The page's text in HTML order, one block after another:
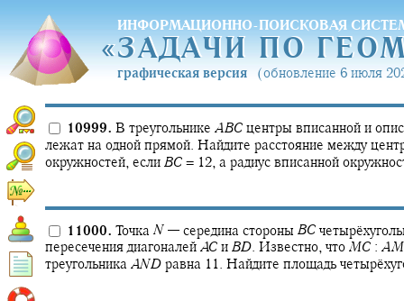
ИНФОРМАЦИОННО-ПОИСКОВАЯ
«ЗАДАЧИ ПО
«ЗАДАЧИ ПО
графическая версия (обновление 6 июля
10999. В треугольнике ABC центры вписанной и
лежат на одной прямой. Найдите расстояние между
окружностей, если BC = 12, а радиус вписанной
11000. Точка N — середина стороны BC
пересечения диагоналей AC и BD. Известно, что MC : AM
треугольника AND равна 11. Найдите площадь